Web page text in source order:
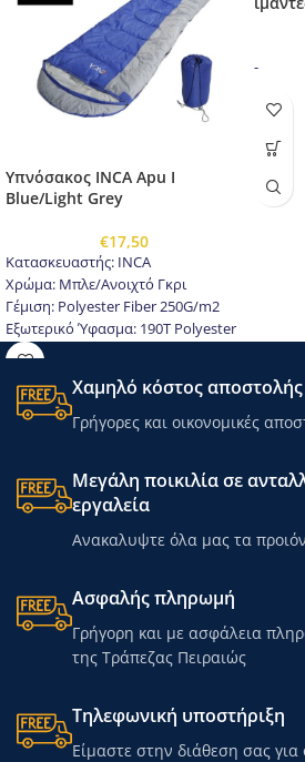
Υπνόσακος INCA Apu I
Blue/Light Grey
€17,50
Κατασκευαστής: INCA
Χρώμα: Μπλε/Ανοιχτό Γκρι
Γέμιση: Polyester Fiber 250G/m2
Εξωτερικό Ύφασμα: 190T Polyester
W/P
Θερμοκρασία Άνεσης: +5°C
Θερμοκρασία Οριακή: 0°C
Διαστάσεις:
Mήκος: 210cm
Πλάτος: 50-75cm
-
Χαμηλό κόστος αποστολής
Γρήγορες και οικονομικές
Μεγάλη ποικιλία σε
εργαλεία
Ανακαλυψτε όλα μας τα
Ασφαλής πληρωμή
Γρήγορη και με ασφάλεια
της Τράπεζας Πειραιώς
Τηλεφωνική υποστήριξη
Είμαστε στην διάθεση σας για